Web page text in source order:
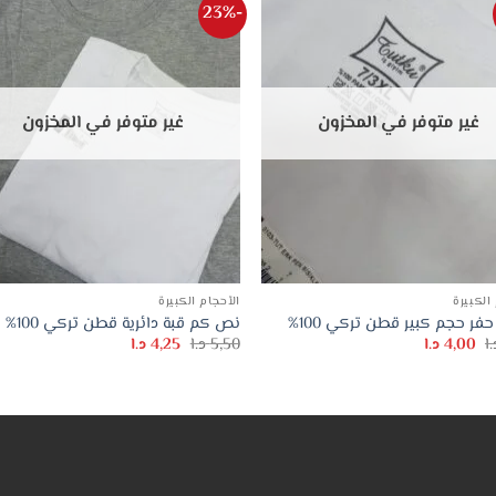
غير متوفر في المخزون
الكبيرة
حجم كبير قطن تركي 100%
السعر
الأصلي
4,00د.ا
-23%
غير متوفر في المخزون
الأحجام الكبيرة
نص كم قبة دائرية قطن تركي 100%
5,50د.ا السعر
الأصلي
4,25د.االسعر